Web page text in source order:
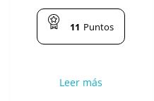
11 Puntos
Leer más